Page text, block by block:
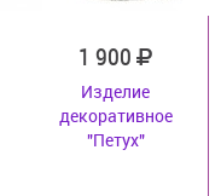
1 900
Изделие
декоративное
"Петух"